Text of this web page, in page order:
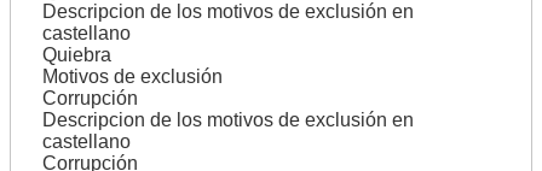
Descripcion de los motivos de exclusión en
castellano
Quiebra
Motivos de exclusión
Corrupción
Descripcion de los motivos de exclusión en
castellano
Corrupción